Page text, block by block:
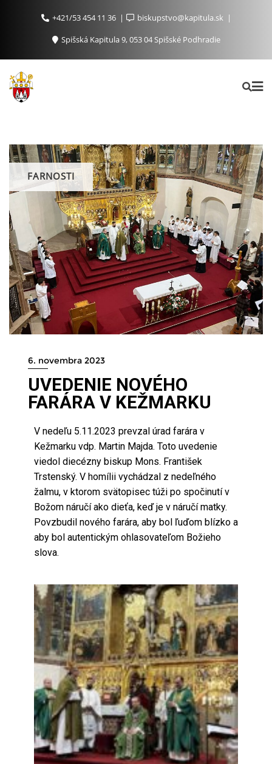
+421/53 454 11 36
biskupstvo@kapitula.sk
Spišská Kapitula 9, 053 04 Spišské Podhradie
FARNOSTI
6. novembra 2023
UVEDENIE NOVÉHO
FARÁRA V KEŽMARKU
V nedeľu 5.11.2023 prevzal úrad farára v
Kežmarku vdp. Martin Majda. Toto uvedenie
viedol diecézny biskup Mons. František
Trstenský. V homílii vychádzal z nedeľného
žalmu, v ktorom svätopisec túži po spočinutí v
Božom náručí ako dieťa, keď je v náručí matky.
Povzbudil nového farára, aby bol ľuďom blízko a
aby bol autentickým ohlasovateľom Božieho
slova.